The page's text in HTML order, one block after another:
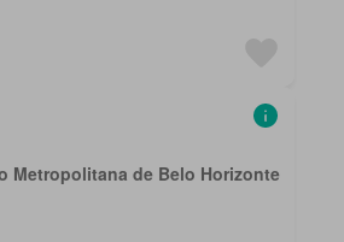
Metropolitana de Belo Horizonte